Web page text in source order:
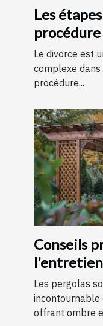
Les
Le divorce est
complexe dans
procédure...
Conseils
des
Les pergolas
incontournable
offrant ombre